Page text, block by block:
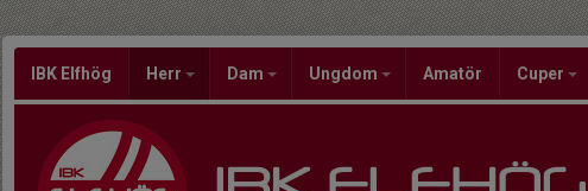
IBK Elfhög Herr Dam Ungdom Amatör Cuper